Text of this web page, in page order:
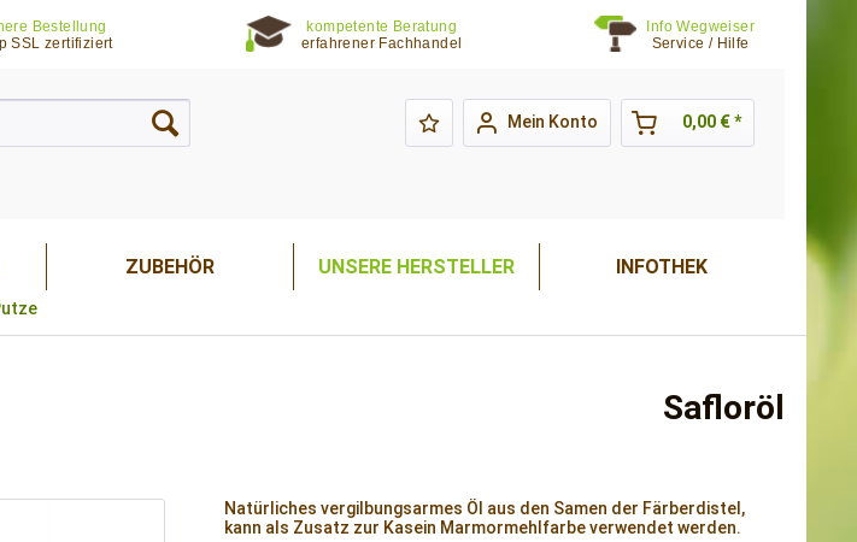
Bestellung
SSL zertifiziert
kompetente Beratung
erfahrener Fachhandel
Info Wegweiser
Service / Hilfe
Mein Konto 0,00 € *
ZUBEHÖR UNSERE HERSTELLER INFOTHEK
Safloröl
Natürliches vergilbungsarmes Öl aus den Samen der Färberdistel,
kann als Zusatz zur Kasein Marmormehlfarbe verwendet werden.